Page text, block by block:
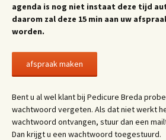
agenda is nog niet instaat deze tijd
daarom zal deze 15 min aan uw
worden.
afspraak maken
Bent u al wel klant bij Pedicure Breda
wachtwoord vergeten. Als dat niet werkt
wachtwoord ontvangen, stuur dan een
Dan krijgt u een wachtwoord toegestuurd.